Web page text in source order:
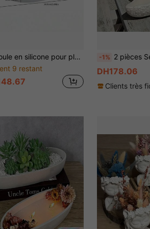
à motif de henné en argile DIY, résine époxy, décoration de la maison, artisanat, moule en plâtre et ciment, réutilisable, facile à démouler, cadeau de fête et d'anniversaire. Moule de coulée en silicone.
9 restant
-1% 2 pièces Set de moules en silicone pour le moulage de résine et de béton - Formes de
DH178.06
Clients très